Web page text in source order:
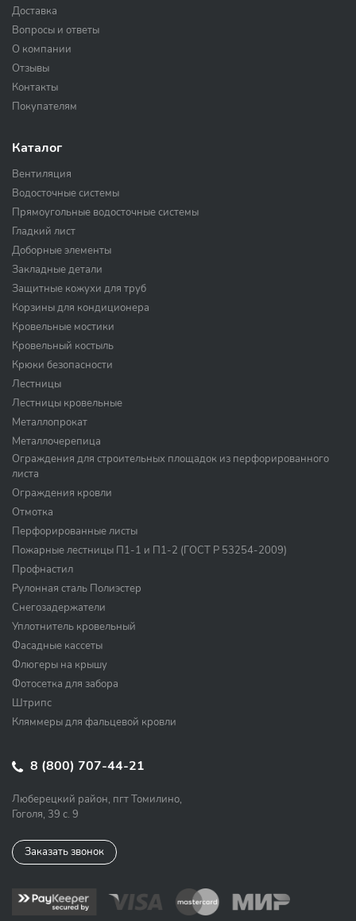
Доставка
Вопросы и ответы
О компании
Отзывы
Контакты
Покупателям
Каталог
Вентиляция
Водосточные системы
Прямоугольные водосточные системы
Гладкий лист
Доборные элементы
Закладные детали
Защитные кожухи для труб
Корзины для кондиционера
Кровельные мостики
Кровельный костыль
Крюки безопасности
Лестницы
Лестницы кровельные
Металлопрокат
Металлочерепица
Ограждения для строительных площадок из перфорированного
листа
Ограждения кровли
Отмотка
Перфорированные листы
Пожарные лестницы П1-1 и П1-2 (ГОСТ Р 53254-2009)
Профнастил
Рулонная сталь Полиэстер
Снегозадержатели
Уплотнитель кровельный
Фасадные кассеты
Флюгеры на крышу
Фотосетка для забора
Штрипс
Кляммеры для фальцевой кровли
8 (800) 707-44-21
Люберецкий район, пгт Томилино,
Гоголя, 39 с. 9
Заказать звонок